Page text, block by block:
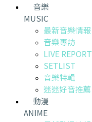
音樂
MUSIC
最新音樂情報
音樂專訪
LIVE REPORT
SETLIST
音樂特輯
迷迷好音推薦
動漫
ANIME